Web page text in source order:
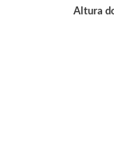
Altura